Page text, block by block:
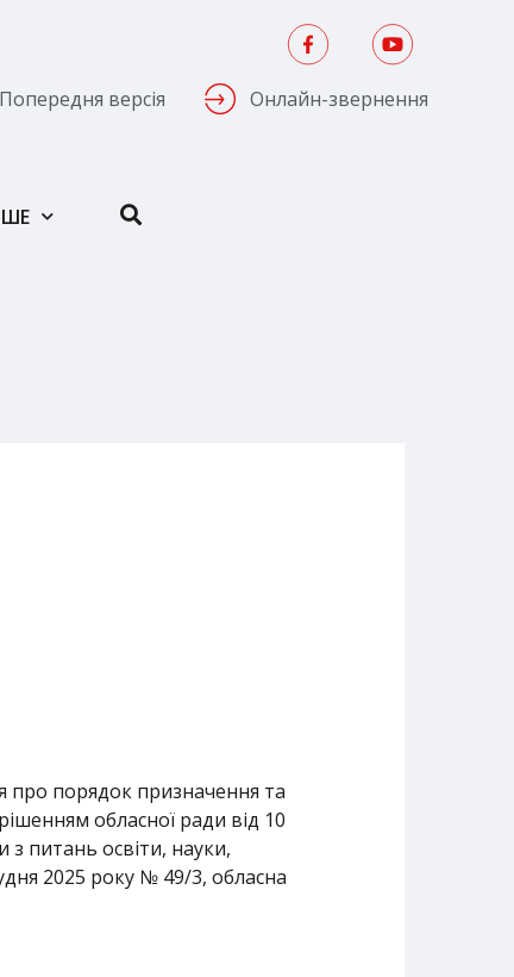
Попередня версія Онлайн-звернення
про порядок призначення та
обласної ради від 10
з питань освіти, науки,
2025 року № 49/3, обласна